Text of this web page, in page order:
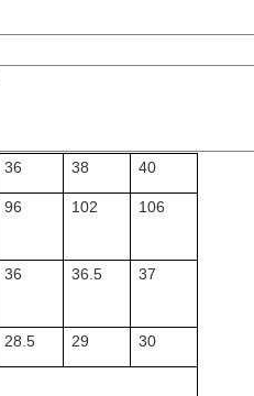
36 38 40
96 102 106
36 36.5 37
28.5 29 30